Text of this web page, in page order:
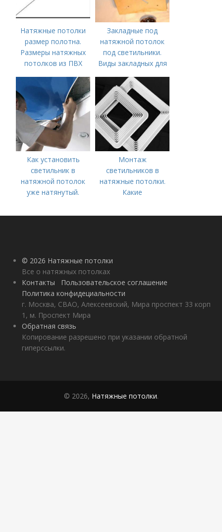
Натяжные потолки
размер полотна.
Размеры натяжных
потолков из ПВХ
Закладные под
натяжной потолок
под светильники.
Виды закладных для
натяжной потолок
Как установить
светильник в
натяжной потолок
уже натянутый.
задачи
Монтаж
светильников в
натяжные потолки.
Какие
потребуются?
© 2026 Натяжные потолки
Все о натяжных потолках
Контакты
Пользовательское соглашение
Политика конфидециальности
г. Москва, СВАО, Алексеевский, Мира проспект 33 корп
1, м. Проспект Мира
Обратная связь
Копирование разрешено при указании обратной
гиперссылки.
© 2026, Натяжные потолки.